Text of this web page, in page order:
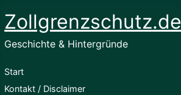
Zollgrenzschutz.de
Geschichte & Hintergründe
Start
Kontakt / Disclaimer